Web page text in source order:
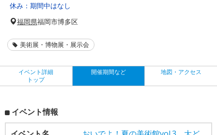
休み：期間中はなし
福岡県福岡市博多区
美術展・博物展・展示会
イベント詳細
トップ
開催期間など 地図・アクセス
イベント情報